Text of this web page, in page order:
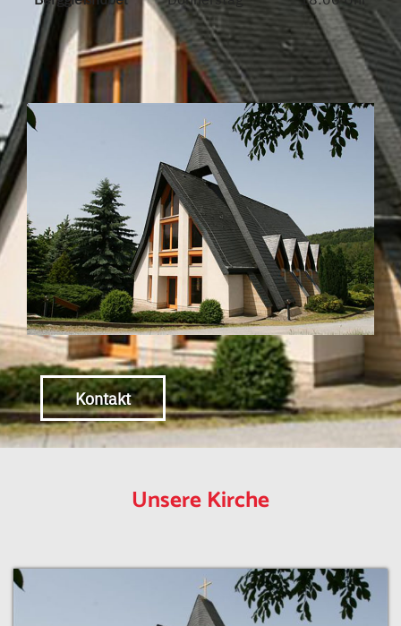
Kontakt
Unsere Kirche